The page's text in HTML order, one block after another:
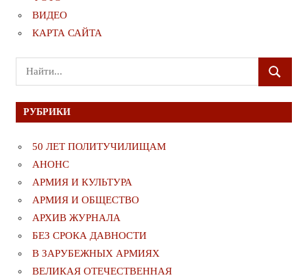
ВИДЕО
КАРТА САЙТА
Поиск
для:
ПОИСК
РУБРИКИ
50 ЛЕТ ПОЛИТУЧИЛИЩАМ
АНОНС
АРМИЯ И КУЛЬТУРА
АРМИЯ И ОБЩЕСТВО
АРХИВ ЖУРНАЛА
БЕЗ СРОКА ДАВНОСТИ
В ЗАРУБЕЖНЫХ АРМИЯХ
ВЕЛИКАЯ ОТЕЧЕСТВЕННАЯ